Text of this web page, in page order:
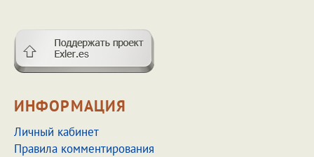
ИНФОРМАЦИЯ
Личный кабинет
Правила комментирования